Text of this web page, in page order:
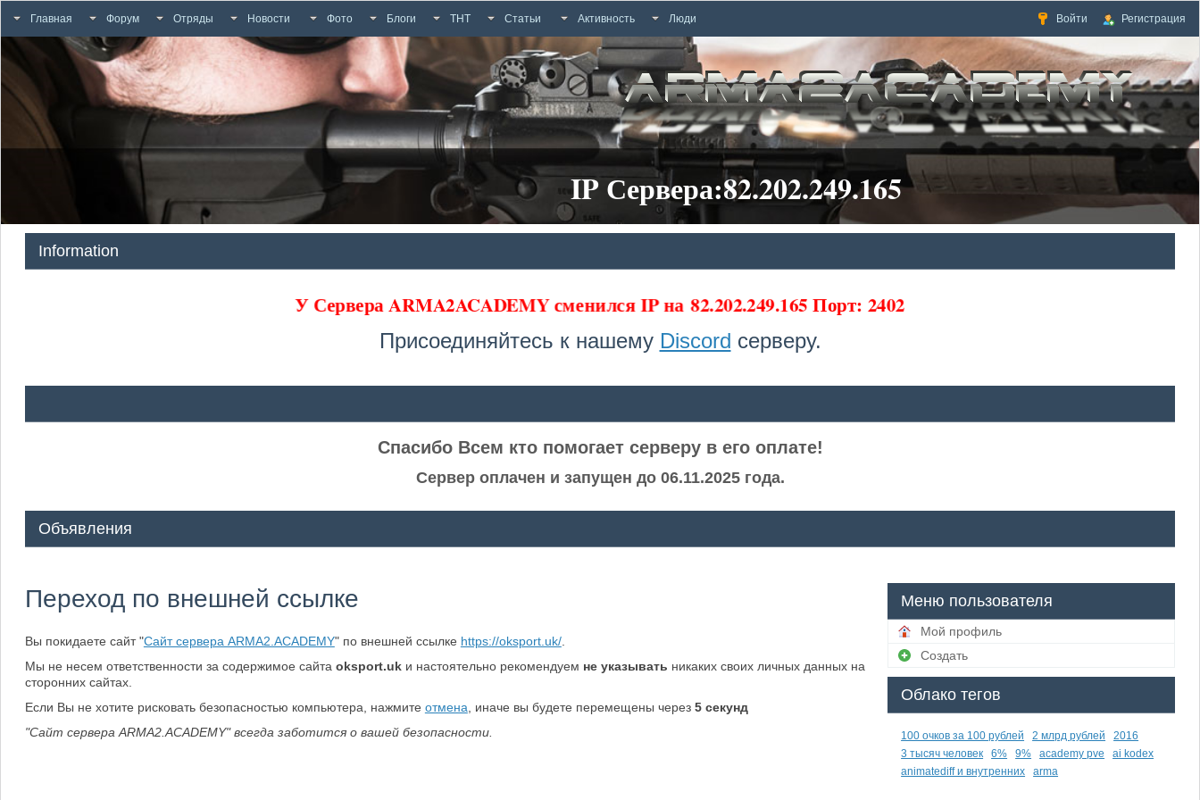
Главная Форум Отряды Новости Фото Блоги ТНТ Статьи Активность Люди Войти Регистрация
IP Сервера:82.202.249.165
Information
У Сервера ARMA2ACADEMY сменился IP на 82.202.249.165 Порт: 2402
Присоединяйтесь к нашему Discord серверу.
Спасибо Всем кто помогает серверу в его оплате!
Сервер оплачен и запущен до 06.11.2025 года.
Объявления
Переход по внешней ссылке
Вы покидаете сайт "Сайт сервера ARMA2.ACADEMY" по внешней ссылке https://oksport.uk/.
Мы не несем ответственности за содержимое сайта oksport.ukи настоятельно рекомендуем не указывать никаких своих личных данных на
сторонних сайтах.
Если Вы не хотите рисковать безопасностью компьютера, нажмите отмена , иначе вы будете перемещены через 5секунд
"Сайт сервера ARMA2.ACADEMY" всегда заботится о вашей безопасности.
Меню пользователя
Мой профиль
Создать
Облако тегов
100 очков за 100 рублей 2 млрд рублей
2016
3 тысяч человек
6% 9% academy pve
ai kodex
animatediff и внутренних
arma